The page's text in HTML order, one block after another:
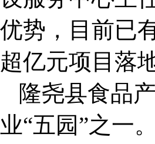
优势，目前已
超亿元项目落
隆尧县食品
业“五园”之一